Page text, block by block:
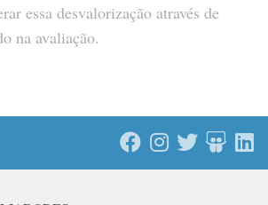
essa desvalorização através de
na avaliação.